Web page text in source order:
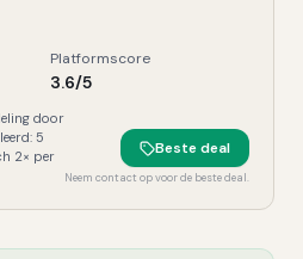
Platformscore
3.6/5
door
5
2× per
Beste deal
Neem contact op voor de beste deal.